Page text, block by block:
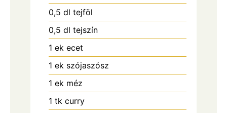
0,5 dl tejföl
0,5 dl tejszín
1 ek ecet
1 ek szójaszósz
1 ek méz
1 tk curry